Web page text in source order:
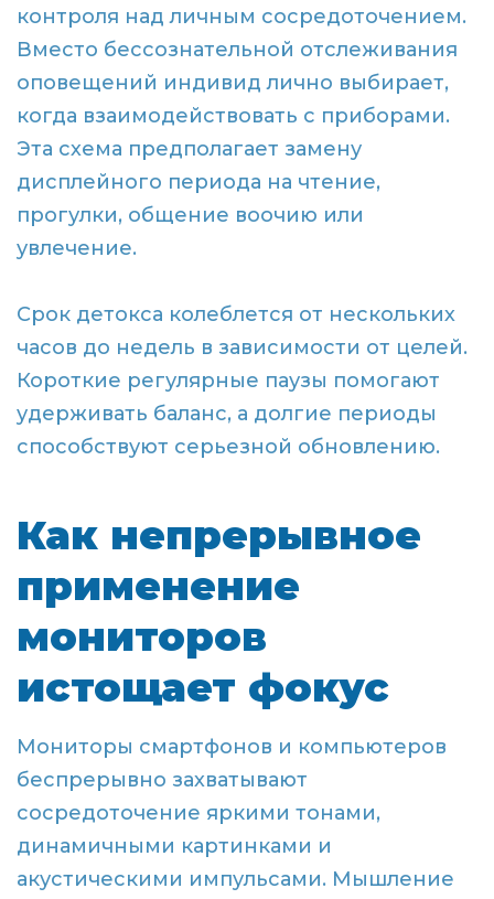
контроля над личным сосредоточением.
Вместо бессознательной отслеживания
оповещений индивид лично выбирает,
когда взаимодействовать с приборами.
Эта схема предполагает замену
дисплейного периода на чтение,
прогулки, общение воочию или
увлечение.
Срок детокса колеблется от нескольких
часов до недель в зависимости от целей.
Короткие регулярные паузы помогают
удерживать баланс, а долгие периоды
способствуют серьезной обновлению.
Как непрерывное
применение
мониторов
истощает фокус
Мониторы смартфонов и компьютеров
беспрерывно захватывают
сосредоточение яркими тонами,
динамичными картинками и
акустическими импульсами. Мышление